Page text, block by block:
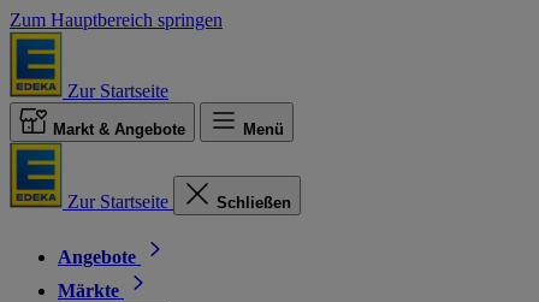
Zum Hauptbereich springen
Zur Startseite
Markt & Angebote Menü
Zur Startseite Schließen
Angebote
Märkte